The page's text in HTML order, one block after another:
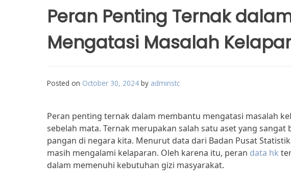
Peran Penting Ternak
Mengatasi Masalah
Posted on October 30, 2024 by adminstc
Peran penting ternak dalam membantu mengatasi masalah
sebelah mata. Ternak merupakan salah satu aset yang
pangan di negara kita. Menurut data dari Badan Pusat
masih mengalami kelaparan. Oleh karena itu, peran data hk
dalam memenuhi kebutuhan gizi masyarakat.